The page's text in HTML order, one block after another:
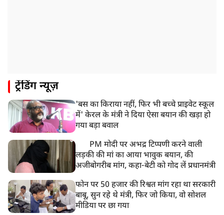
ट्रेंडिंग न्यूज़
'बस का किराया नहीं, फिर भी बच्चे प्राइवेट स्कूल
में' केरल के मंत्री ने दिया ऐसा बयान की खड़ा हो
गया बड़ा बवाल
PM मोदी पर अभद्र टिप्पणी करने वाली
लड़की की मां का आया भावुक बयान, की
अजीबोगरीब मांग, कहा-बेटी को गोद लें प्रधानमंत्री
फोन पर 50 हजार की रिश्वत मांग रहा था सरकारी
बाबू, सुन रहे थे मंत्री, फिर जो किया, वो सोशल
मीडिया पर छा गया